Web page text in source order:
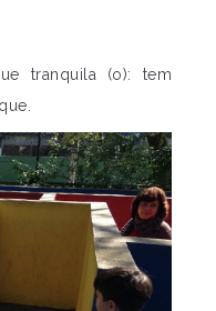
tranquila (o): tem